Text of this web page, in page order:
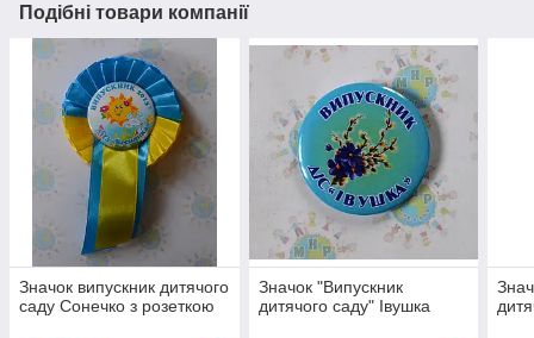
Подібні товари компанії
Значок випускник дитячого
саду Сонечко з розеткою
Значок "Випускник
дитячого саду" Івушка